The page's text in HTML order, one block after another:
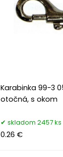
Karabinka 99-3
otočná, s okom
skladom 2457 ks
0.26 €